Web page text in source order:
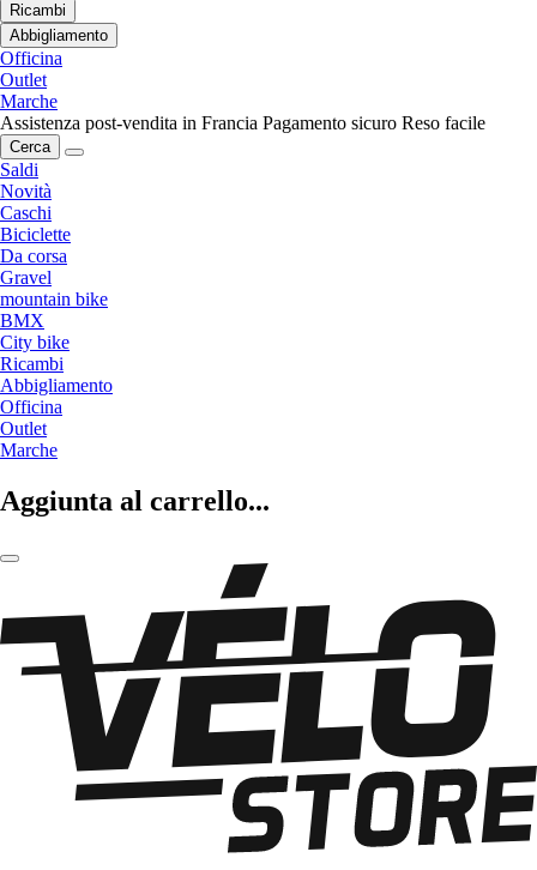
Ricambi
Abbigliamento
Officina
Outlet
Marche
Assistenza post-vendita in Francia Pagamento sicuro Reso facile
Cerca
Saldi
Novità
Caschi
Biciclette
Da corsa
Gravel
mountain bike
BMX
City bike
Ricambi
Abbigliamento
Officina
Outlet
Marche
Aggiunta al carrello...